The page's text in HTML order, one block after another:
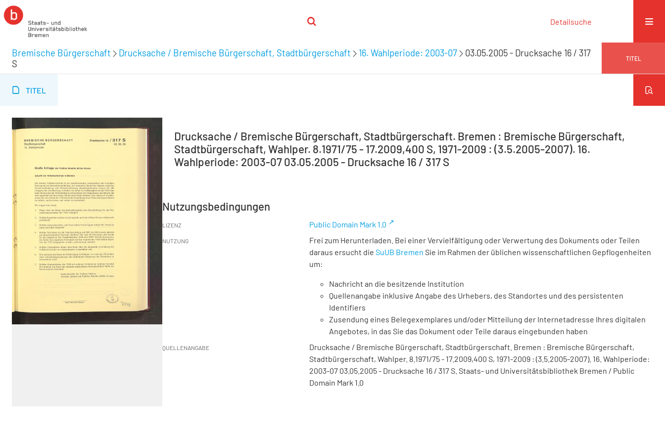
Detailsuche
Bremische Bürgerschaft Drucksache / Bremische Bürgerschaft, Stadtbürgerschaft 16. Wahlperiode: 2003-07
03.05.2005 - Drucksache 16 / 317
S
TITEL
TITEL
Drucksache / Bremische Bürgerschaft, Stadtbürgerschaft. Bremen : Bremische Bürgerschaft,
Stadtbürgerschaft, Wahlper. 8.1971/75 - 17.2009,400 S, 1971-2009 : (3.5.2005-2007). 16.
Wahlperiode: 2003-07 03.05.2005 - Drucksache 16 / 317 S
Nutzungsbedingungen
LIZENZ Public Domain Mark 1.0
NUTZUNG
Frei zum Herunterladen. Bei einer Vervielfältigung oder Verwertung des Dokuments oder Teilen
daraus ersucht die SuUB Bremen Sie im Rahmen der üblichen wissenschaftlichen Gepflogenheiten
um:
Nachricht an die besitzende Institution
Quellenangabe inklusive Angabe des Urhebers, des Standortes und des persistenten
Identifiers
Zusendung eines Belegexemplares und/oder Mitteilung der Internetadresse Ihres digitalen
Angebotes, in das Sie das Dokument oder Teile daraus eingebunden haben
QUELLENANGABE
Drucksache / Bremische Bürgerschaft, Stadtbürgerschaft. Bremen : Bremische Bürgerschaft,
Stadtbürgerschaft, Wahlper. 8.1971/75 - 17.2009,400 S, 1971-2009 : (3.5.2005-2007). 16. Wahlperiode:
2003-07 03.05.2005 - Drucksache 16 / 317 S. Staats- und Universitätsbibliothek Bremen / Public
Domain Mark 1.0